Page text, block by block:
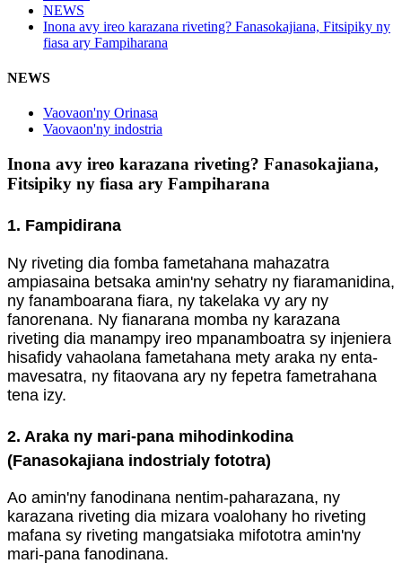
NEWS
Inona avy ireo karazana riveting? Fanasokajiana, Fitsipiky ny
fiasa ary Fampiharana
NEWS
Vaovaon'ny Orinasa
Vaovaon'ny indostria
Inona avy ireo karazana riveting? Fanasokajiana,
Fitsipiky ny fiasa ary Fampiharana
1. Fampidirana
Ny riveting dia fomba fametahana mahazatra
ampiasaina betsaka amin'ny sehatry ny fiaramanidina,
ny fanamboarana fiara, ny takelaka vy ary ny
fanorenana. Ny fianarana momba ny karazana
riveting dia manampy ireo mpanamboatra sy injeniera
hisafidy vahaolana fametahana mety araka ny enta-
mavesatra, ny fitaovana ary ny fepetra fametrahana
tena izy.
2. Araka ny mari-pana mihodinkodina
(Fanasokajiana indostrialy fototra)
Ao amin'ny fanodinana nentim-paharazana, ny
karazana riveting dia mizara voalohany ho riveting
mafana sy riveting mangatsiaka mifototra amin'ny
mari-pana fanodinana.